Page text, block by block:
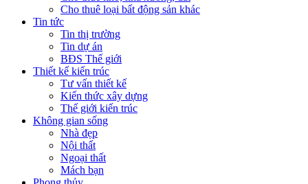
Cho thuê loại bất động sản khác
Tin tức
Tin thị trường
Tin dự án
BĐS Thế giới
Thiết kế kiến trúc
Tư vấn thiết kế
Kiến thức xây dựng
Thế giới kiến trúc
Không gian sống
Nhà đẹp
Nội thất
Ngoại thất
Mách bạn